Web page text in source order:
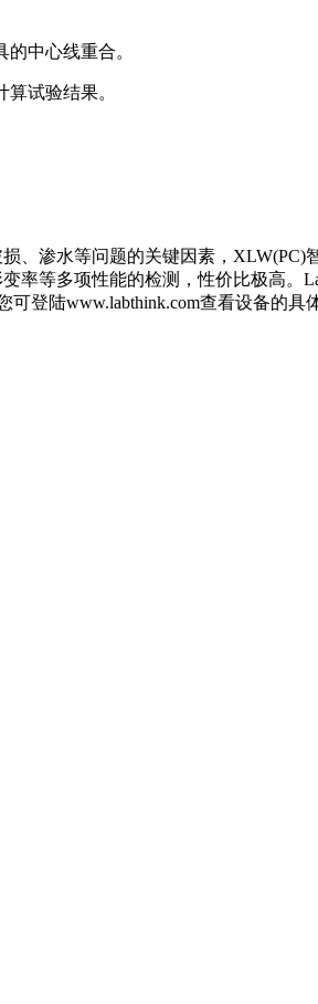
中心线重合。
试验结果。
、渗水等问题的关键因素，
率等多项性能的检测，性价比极高
登陆www.labthink.com查看设备的